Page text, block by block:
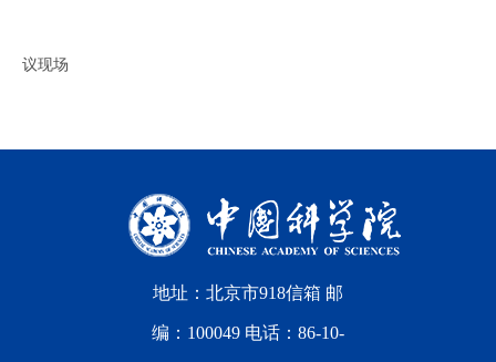
议现场
地址：北京市918信箱 邮
编：100049 电话：86-10-